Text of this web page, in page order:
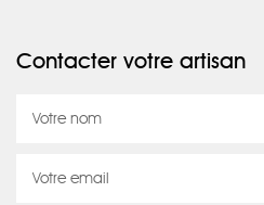
Contacter votre artisan